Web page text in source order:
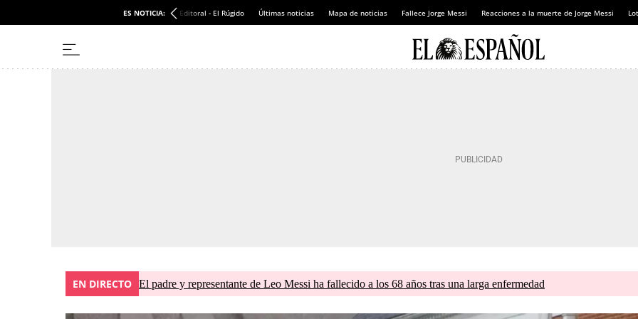
ES NOTICIA: Editoral - El Rúgido Últimas noticias Mapa de noticias Fallece Jorge Messi Reacciones a la muerte de Jorge Messi
EN DIRECTO El padre y representante de Leo Messi ha fallecido a los 68 años tras una larga enfermedad